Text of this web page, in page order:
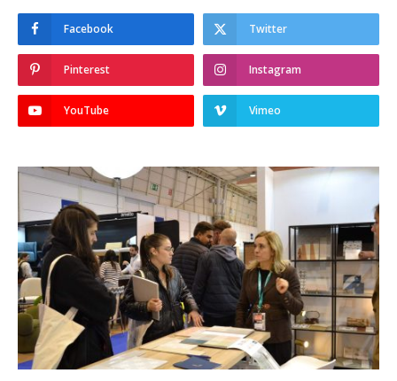
Facebook Twitter
Pinterest Instagram
YouTube Vimeo